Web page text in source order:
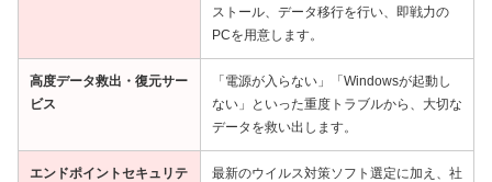
ストール、データ移行を行い、即戦力の
PCを用意します。
高度データ救出・復元サー
ビス
「電源が入らない」「Windowsが起動し
ない」といった重度トラブルから、大切な
データを救い出します。
エンドポイントセキュリテ
最新のウイルス対策ソフト選定に加え、社